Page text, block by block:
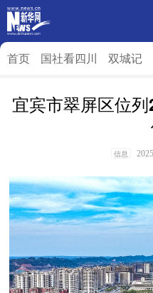
首页 国社看四川 双城记
宜宾市翠屏区位
信息